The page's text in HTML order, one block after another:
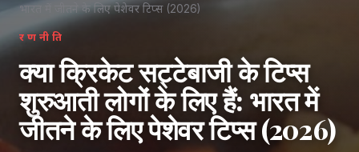
भारत में जीतने के लिए पेशेवर टिप्स (2026)
रणनीति
क्या क्रिकेट सट्टेबाजी के टिप्स
शुरुआती लोगों के लिए हैं: भारत में
जीतने के लिए पेशेवर टिप्स (2026)